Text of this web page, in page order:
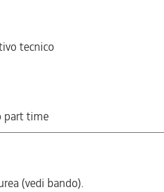
tecnico
part time
(vedi bando).